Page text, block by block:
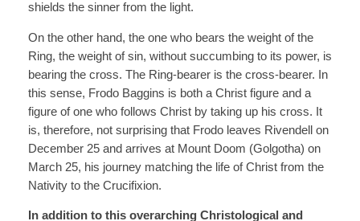
shields the sinner from the light.
On the other hand, the one who bears the weight of the
Ring, the weight of sin, without succumbing to its power, is
bearing the cross. The Ring-bearer is the cross-bearer. In
this sense, Frodo Baggins is both a Christ figure and a
figure of one who follows Christ by taking up his cross. It
is, therefore, not surprising that Frodo leaves Rivendell on
December 25 and arrives at Mount Doom (Golgotha) on
March 25, his journey matching the life of Christ from the
Nativity to the Crucifixion.
In addition to this overarching Christological and